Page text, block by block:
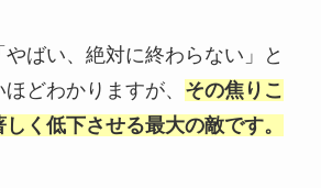
ばい、絶対に終わらない」と
どわかりますが、 その焦りこ
く低下させる最大の敵です。